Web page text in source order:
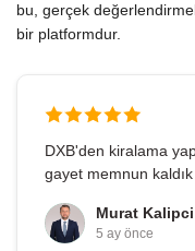
bu, gerçek
bir platformdur.
DXB'den kiralama
gayet memnun kaldık
Murat Kalipci
5 ay önce